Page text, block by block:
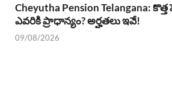
Cheyutha Pension Telangana: కొత్త
ఎవరికి ప్రాధాన్యం? అర్హతలు ఇవే!
09/08/2026